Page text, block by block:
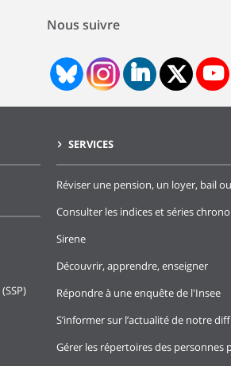
Nous suivre
SERVICES
Réviser une pension, un loyer, bail
Consulter les indices et séries
Sirene
Découvrir, apprendre, enseigner
Répondre à une enquête de l'Insee
S’informer sur l’actualité de notre
Gérer les répertoires des personnes